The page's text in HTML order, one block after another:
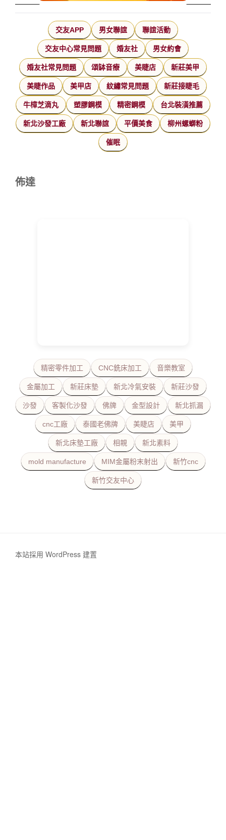
交友APP 男女聯誼 聯誼活動
交友中心常見問題 婚友社 男女約會
婚友社常見問題 頌缽音療 美睫店 新莊美甲
美睫作品 美甲店 紋繡常見問題 新莊接睫毛
牛樟芝滴丸 塑膠鋼模 精密鋼模 台北裝潢推薦
新北沙發工廠 新北聯誼 平價美食 柳州螺螄粉
催眠
佈達
精密零件加工 CNC銑床加工 音樂教室
金屬加工 新莊床墊 新北冷氣安裝 新莊沙發
沙發 客製化沙發 佛牌 金型設計 新北抓漏
cnc工廠 泰國老佛牌 美睫店 美甲
新北床墊工廠 相親 新北素料
mold manufacture MIM金屬粉末射出 新竹cnc
新竹交友中心
本站採用 WordPress 建置